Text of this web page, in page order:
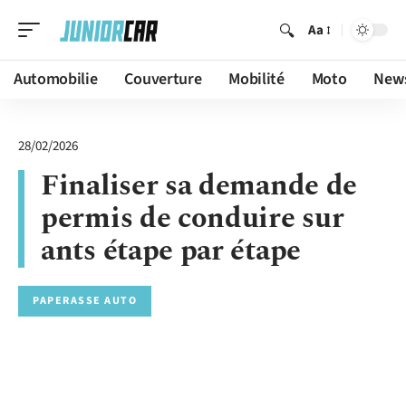
Aa
Automobilie Couverture Mobilité Moto
28/02/2026
Finaliser sa demande de
permis de conduire sur
ants étape par étape
PAPERASSE AUTO